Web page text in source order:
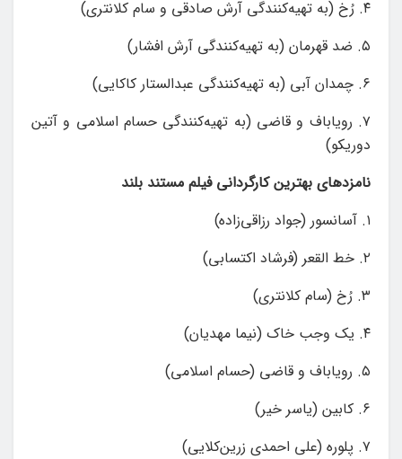
۴. رُخ (به تهیه‌کنندگی آرش صادقی و سام کلانتری)
۵. ضد قهرمان (به تهیه‌کنندگی آرش افشار)
۶. چمدان آبی (به تهیه‌کنندگی عبدالستار کاکایی)
۷. رویاباف و قاضی (به تهیه‌کنندگی حسام اسلامی و آتین
دوریکو)
نامزدهای بهترین کارگردانی فیلم مستند بلند
۱. آسانسور (جواد رزاقی‌زاده)
۲. خط القعر (فرشاد اکتسابی)
۳. رُخ (سام کلانتری)
۴. یک وجب خاک (نیما مهدیان)
۵. رویاباف و قاضی (حسام اسلامی)
۶. کابین (یاسر خیر)
۷. پلوره (علی احمدی زرین‌کلایی)